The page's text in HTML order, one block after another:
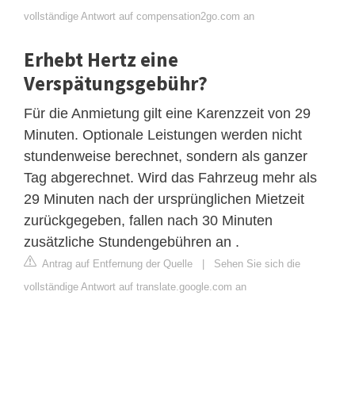
vollständige Antwort auf compensation2go.com an
Erhebt Hertz eine
Verspätungsgebühr?
Für die Anmietung gilt eine Karenzzeit von 29
Minuten. Optionale Leistungen werden nicht
stundenweise berechnet, sondern als ganzer
Tag abgerechnet. Wird das Fahrzeug mehr als
29 Minuten nach der ursprünglichen Mietzeit
zurückgegeben, fallen nach 30 Minuten
zusätzliche Stundengebühren an .
Antrag auf Entfernung der Quelle | Sehen Sie sich die
vollständige Antwort auf translate.google.com an